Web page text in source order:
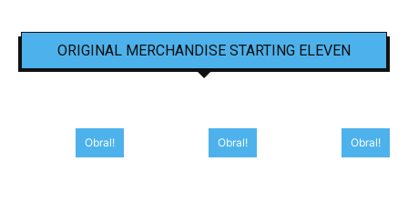
ORIGINAL MERCHANDISE STARTING ELEVEN
Obral! Obral! Obral!